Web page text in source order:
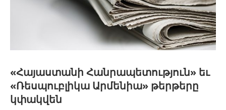
«Հայաստանի Հանրապետություն» եւ
«Ռեսպուբլիկա Արմենիա» թերթերը
կփակվեն